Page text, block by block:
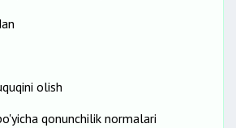
olish
qonunchilik normalari